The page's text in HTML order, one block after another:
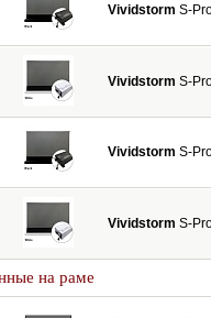
Vividstorm S-
Vividstorm S-
Vividstorm S-
Vividstorm S-
на раме